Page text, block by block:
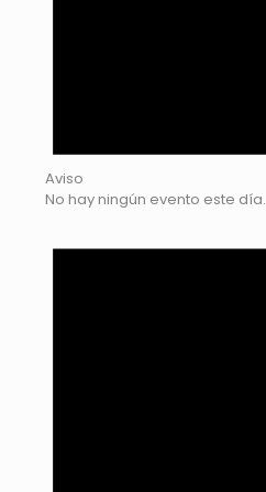
Aviso
No hay ningún evento este día.